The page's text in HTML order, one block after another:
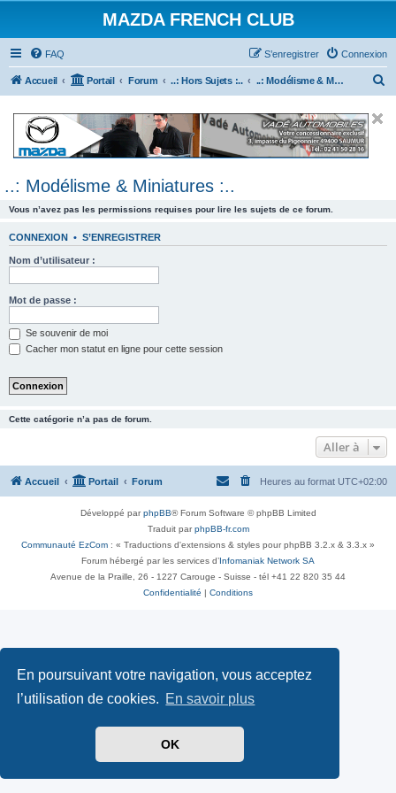
En poursuivant votre navigation, vous acceptez
l’utilisation de cookies. En savoir plus
OK
MAZDA FRENCH CLUB
FAQ Connexion
S’enregistrer
Accueil Portail Forum ..: Hors Sujets :.. ..: Modélisme & Miniatures :..
e
..: Modélisme & Miniatures :..
Vous n’avez pas les permissions requises pour lire les sujets de ce forum.
CONNEXION • S’ENREGISTRER
Nom d’utilisateur :
Mot de passe :
Se souvenir de moi
Cacher mon statut en ligne pour cette session
Cette catégorie n’a pas de forum.
Aller à
Accueil Portail Forum Heures au format UTC+02:00
Développé parphpBB® Forum Software © phpBB Limited
Traduit parphpBB-fr.com
Communauté EzCom : « Traductions d'extensions & styles pour phpBB 3.2.x & 3.3.x »
Forum hébergé par les services d’ Infomaniak Network SA
Avenue de la Praille, 26 - 1227 Carouge - Suisse - tél +41 22 820 35 44
Confidentialité
Conditions